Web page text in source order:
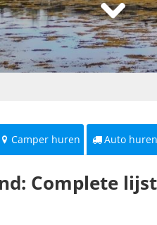
Camper huren Auto huren
Complete